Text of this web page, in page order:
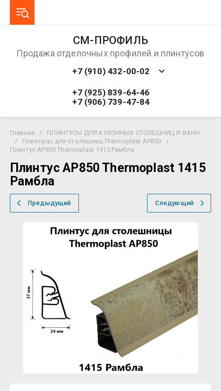
СМ-ПРОФИЛЬ
Продажа отделочных профилей и плинтусов
+7 (910) 432-00-02
+7 (925) 839-64-46
+7 (906) 739-47-84
Главная /
ПЛИНТУСЫ ДЛЯ КУХОННЫХ СТОЛЕШНИЦ И ВАНН
/
Плинтусы для столешниц Thermoplast AP850
/
Плинтус AP850 Thermoplast 1415 Рамбла
Плинтус AP850 Thermoplast 1415
Рамбла
Предыдущий Следующий